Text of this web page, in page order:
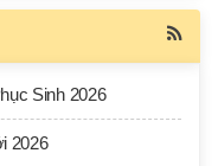
Sinh 2026
2026